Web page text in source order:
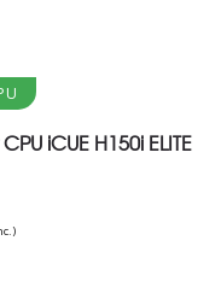
iCUE H150i ELITE